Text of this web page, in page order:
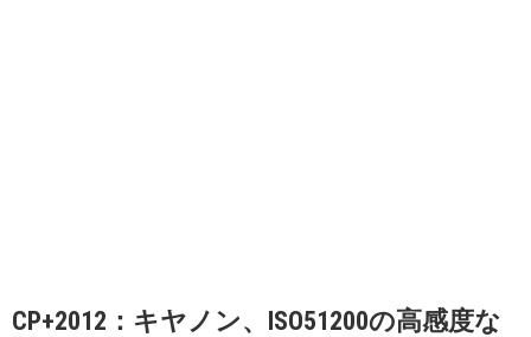
CP+2012：キヤノン、ISO51200の高感度な